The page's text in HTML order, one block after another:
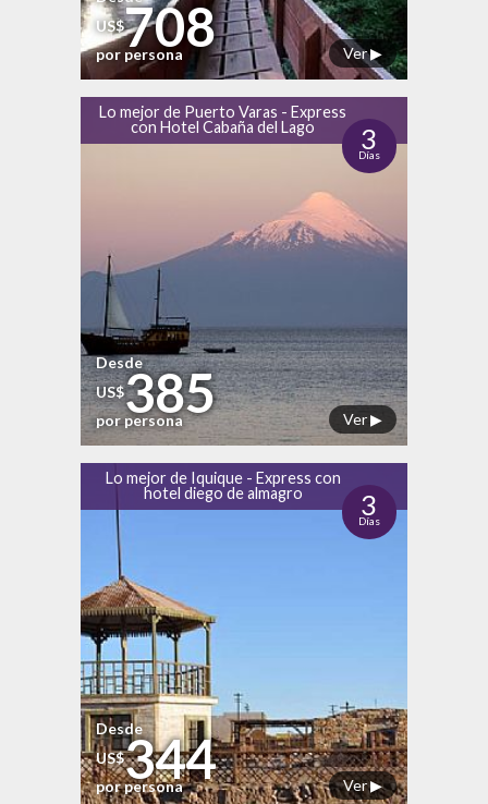
Ver ▶
US$708
por persona
Lo mejor de Puerto Varas - Express
con Hotel Cabaña del Lago
3
Días
Ver ▶
Desde
US$385
por persona
Lo mejor de Iquique - Express con
hotel diego de almagro
3
Días
Ver ▶
Desde
US$344
por persona